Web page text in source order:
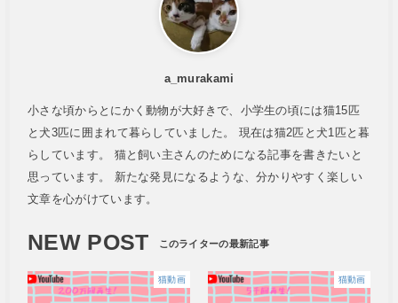
a_murakami
小さな頃からとにかく動物が大好きで、小学生の頃には猫15匹
と犬3匹に囲まれて暮らしていました。 現在は猫2匹と犬1匹と暮
らしています。 猫と飼い主さんのためになる記事を書きたいと
思っています。 新たな発見になるような、分かりやすく楽しい
文章を心がけています。
NEW POST
猫動画 猫動画